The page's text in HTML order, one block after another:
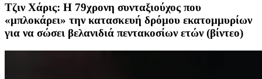
Τζιν Χάρις: Η 79χρονη συνταξιούχος που
«μπλοκάρει» την κατασκευή δρόμου εκατομμυρίων
για να σώσει βελανιδιά πεντακοσίων ετών (βίντεο)